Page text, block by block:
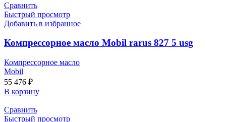
Сравнить
Быстрый просмотр
Добавить в избранное
Компрессорное масло Mobil rarus 827 5 usg
Компрессорное масло
Mobil
55 476 ₽
В корзину
Сравнить
Быстрый просмотр